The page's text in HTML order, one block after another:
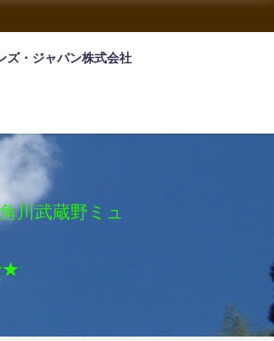
ズ・ジャパン株式会社
川武蔵野ミュ
★